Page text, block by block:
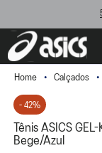
Calçados
- 42%
Tênis ASICS
Bege/Azul